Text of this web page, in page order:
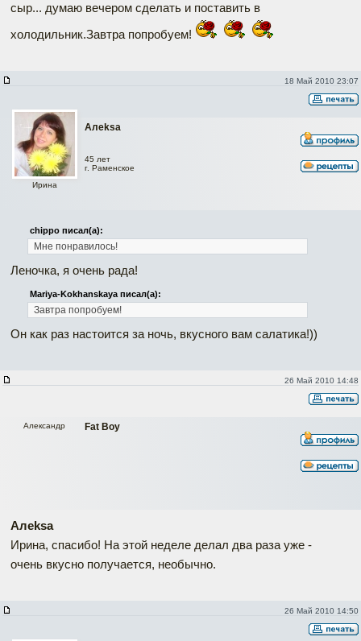
сыр... думаю вечером сделать и поставить в
холодильник.Завтра попробуем!
18 Май 2010 23:07
Алеksa
Ирина
45 лет
г. Раменское
chippo писал(а):
Мне понравилось!
Леночка, я очень рада!
Mariya-Kokhanskaya писал(а):
Завтра попробуем!
Он как раз настоится за ночь, вкусного вам салатика!))
26 Май 2010 14:48
Fat Boy
Александр
Алеksa
Ирина, спасибо! На этой неделе делал два раза уже -
очень вкусно получается, необычно.
26 Май 2010 14:50